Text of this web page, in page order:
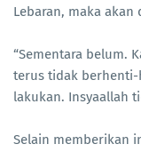
Lebaran, maka
“Sementara belum.
terus tidak berhenti-
lakukan. Insyaallah
Selain memberikan